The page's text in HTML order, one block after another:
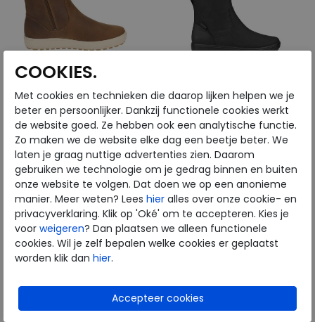
ECCO
Soft 7 Tred Waterproof
camel
€ 179,99
€ 107,99
Beschikbare maten
36 37 39
40
41
ECCO
Soft 7 Tred W black
€ 179,99
€ 107,99
Beschikbare maten
38 41
COOKIES.
Met cookies en technieken die daarop lijken helpen we je
beter en persoonlijker. Dankzij functionele cookies werkt
de website goed. Ze hebben ook een analytische functie.
Zo maken we de website elke dag een beetje beter. We
laten je graag nuttige advertenties zien. Daarom
gebruiken we technologie om je gedrag binnen en buiten
onze website te volgen. Dat doen we op een anonieme
manier. Meer weten? Lees hier alles over onze cookie- en
privacyverklaring. Klik op 'Oké' om te accepteren. Kies je
voor weigeren? Dan plaatsen we alleen functionele
cookies. Wil je zelf bepalen welke cookies er geplaatst
worden klik dan hier.